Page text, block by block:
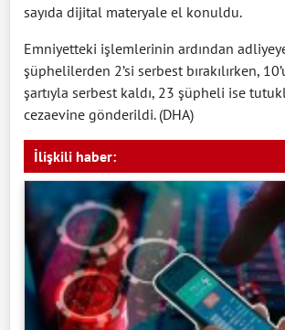
sayıda dijital materyale el konuldu.
Emniyetteki işlemlerinin ardından
şüphelilerden 2’si serbest bırakılırken,
şartıyla serbest kaldı, 23 şüpheli ise
cezaevine gönderildi. (DHA)
İlişkili haber: